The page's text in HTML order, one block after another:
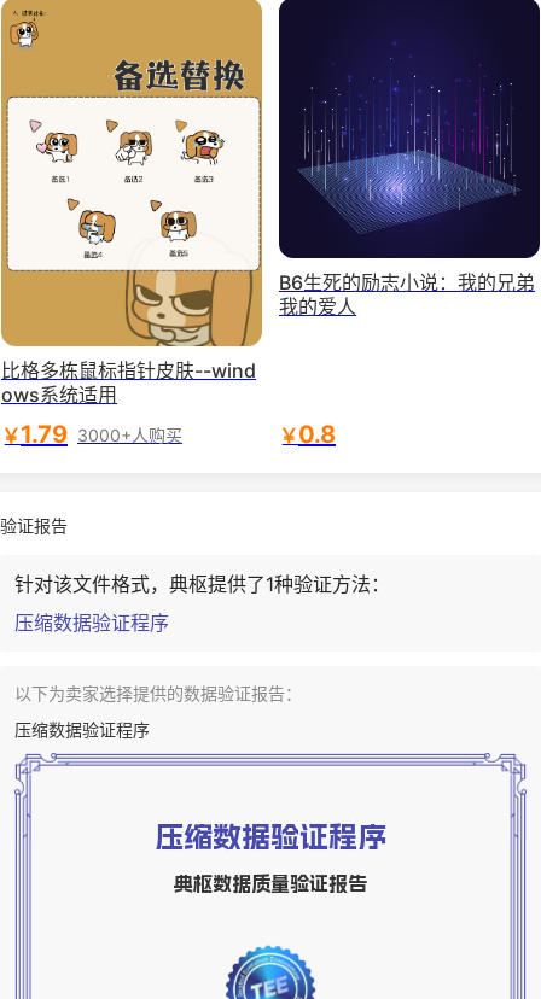
比格多栋鼠标指针皮肤--wind
ows系统适用
￥1.79 3000+人购买
B6生死的励志小说：我的兄弟
我的爱人
￥0.8
验证报告
针对该文件格式，典枢提供了1种验证方法：
压缩数据验证程序
以下为卖家选择提供的数据验证报告：
压缩数据验证程序
压缩数据验证程序
典枢数据质量验证报告